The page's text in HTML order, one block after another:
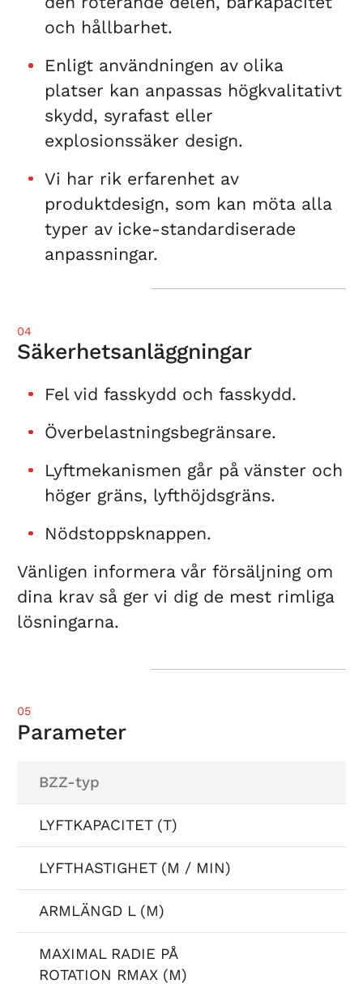
och hållbarhet.
Enligt användningen av olika
platser kan anpassas högkvalitativt
skydd, syrafast eller
explosionssäker design.
Vi har rik erfarenhet av
produktdesign, som kan möta alla
typer av icke-standardiserade
anpassningar.
04
Säkerhetsanläggningar
Fel vid fasskydd och fasskydd.
Överbelastningsbegränsare.
Lyftmekanismen går på vänster och
höger gräns, lyfthöjdsgräns.
Nödstoppsknappen.
Vänligen informera vår försäljning om
dina krav så ger vi dig de mest rimliga
lösningarna.
05
Parameter
BZZ-typ
LYFTKAPACITET (T)
LYFTHASTIGHET (M / MIN)
ARMLÄNGD L (M)
MAXIMAL RADIE PÅ
ROTATION RMAX (M)